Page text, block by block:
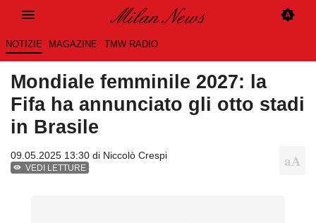
NOTIZIE MAGAZINE TMW RADIO
Mondiale femminile 2027: la
Fifa ha annunciato gli otto stadi
in Brasile
09.05.2025 13:30 di Niccolò Crespi
VEDI LETTURE